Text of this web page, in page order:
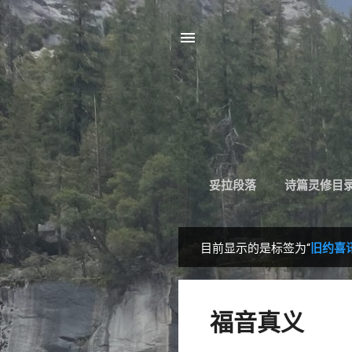
妥拉段落 诗篇灵修目
文
目前显示的是标签为“ 旧约喜
福音真义